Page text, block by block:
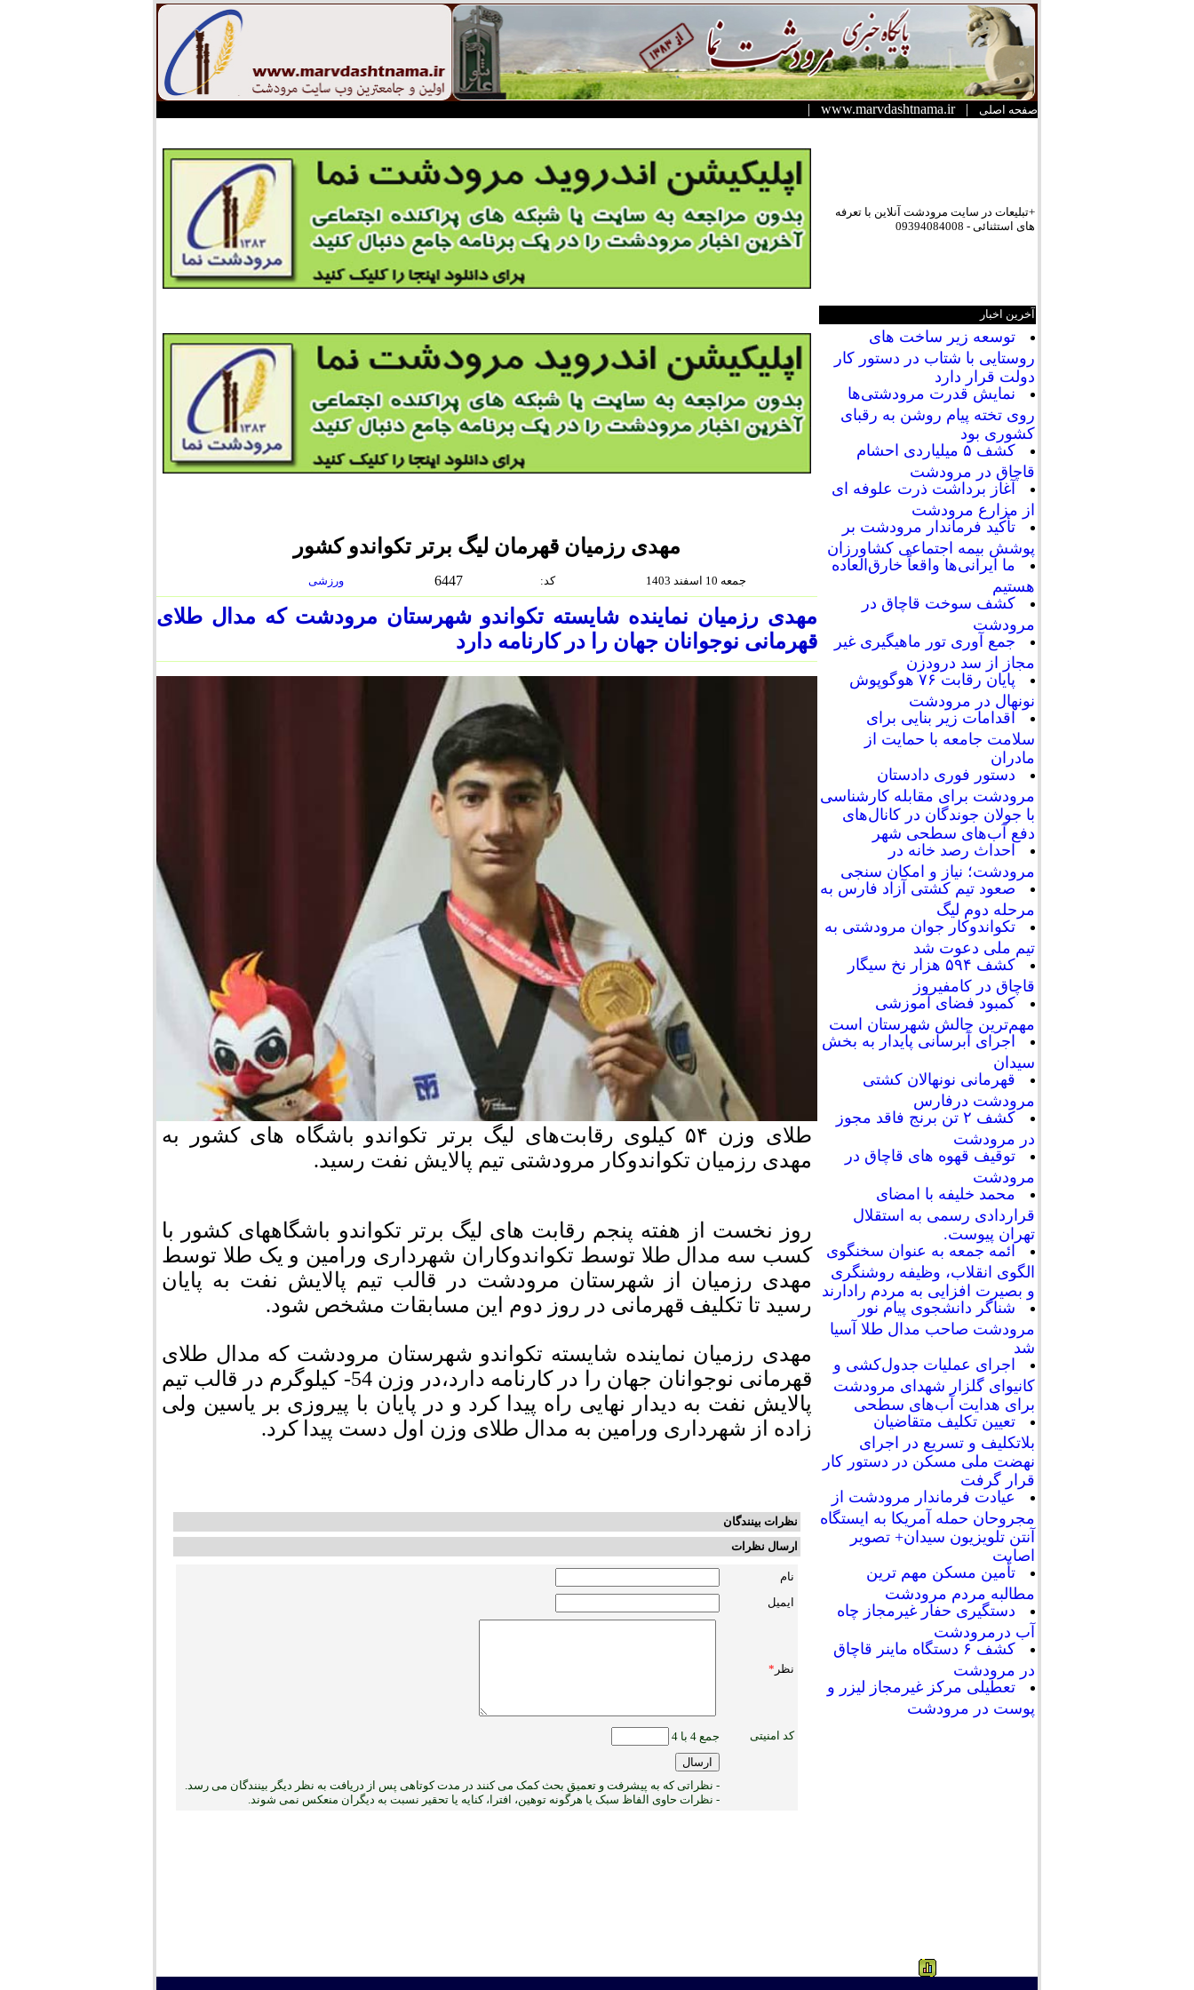
صفحه اصلی |
www.marvdashtnama.ir
|
+تبلیعات در سایت مرودشت آنلاین با تعرفه
های استثنائی - 09394084008
آخرین اخبار
توسعه زیر ساخت های
روستایی با شتاب در دستور کار
دولت قرار دارد
نمایش قدرت مرودشتی‌ها
روی تخته پیام روشن به رقبای
کشوری بود
کشف ۵ میلیاردی احشام
قاچاق در مرودشت
آغاز برداشت ذرت علوفه ای
از مزارع مرودشت
تأکید فرماندار مرودشت بر
پوشش بیمه اجتماعی کشاورزان
ما ایرانی‌ها واقعاً خارق‌العاده
هستیم
کشف سوخت قاچاق در
مرودشت
جمع آوری تور ماهیگیری غیر
مجاز از سد درودزن
پایان رقابت‌ ۷۶ هوگوپوش
نونهال در مرودشت
اقدامات زیر بنایی برای
سلامت جامعه با حمایت از
مادران
دستور فوری دادستان
مرودشت برای مقابله کارشناسی
با جولان جوندگان در کانال‌های
دفع آب‌های سطحی شهر
احداث رصد خانه در
مرودشت؛ نیاز و امکان سنجی
صعود تیم کشتی آزاد فارس به
مرحله دوم لیگ
تکواندوکار جوان مرودشتی به
تیم ملی دعوت شد
کشف ۵۹۴ هزار نخ سیگار
قاچاق در کامفیروز
کمبود فضای آموزشی
مهم‌ترین چالش شهرستان است
اجرای آبرسانی پایدار به بخش
سیدان
قهرمانی نونهالان کشتی
مرودشت درفارس
کشف ۲ تن برنج فاقد مجوز
در مرودشت
توقیف قهوه های قاچاق در
مرودشت
محمد خلیفه با امضای
قراردادی رسمی به استقلال
تهران پیوست.
ائمه جمعه به عنوان سخنگوی
الگوی انقلاب، وظیفه روشنگری
و بصیرت افزایی به مردم رادارند
شناگر دانشجوی پیام نور
مرودشت صاحب مدال طلا آسیا
شد
اجرای عملیات جدول‌کشی و
کانیوای گلزار شهدای مرودشت
برای هدایت آب‌های سطحی
تعیین تکلیف متقاضیان
بلاتکلیف و تسریع در اجرای
نهضت ملی مسکن در دستور کار
قرار گرفت
عیادت فرماندار مرودشت از
مجروحان حمله آمریکا به ایستگاه
آنتن تلویزیون سیدان+ تصویر
اصابت
تأمین مسکن مهم ترین
مطالبه مردم مرودشت
دستگیری حفار غیرمجاز چاه
آب درمرودشت
کشف ۶ دستگاه ماینر قاچاق
در مرودشت
تعطیلی مرکز غیرمجاز لیزر و
پوست در مرودشت
مهدی رزمیان قهرمان لیگ برتر تکواندو کشور
ورزشی 6447 :كد جمعه 10 اسفند 1403
مهدی رزمیان نماینده شایسته تکواندو شهرستان مرودشت که مدال طلای
قهرمانی نوجوانان جهان را در کارنامه دارد
طلای وزن ۵۴ کیلوی رقابت‌های لیگ برتر تکواندو باشگاه های کشور به
مهدی رزمیان تکواندوکار مرودشتی تیم پالایش نفت رسید.
روز نخست از هفته پنجم رقابت های لیگ برتر تکواندو باشگاههای کشور با
کسب سه مدال طلا توسط تکواندوکاران شهرداری ورامین و یک طلا توسط
مهدی رزمیان از شهرستان مرودشت در قالب تیم پالایش نفت به پایان
رسید تا تکلیف قهرمانی در روز دوم این مسابقات مشخص شود.
مهدی رزمیان نماینده شایسته تکواندو شهرستان مرودشت که مدال طلای
قهرمانی نوجوانان جهان را در کارنامه دارد،در وزن 54- کیلوگرم در قالب تیم
پالایش نفت به دیدار نهایی راه پیدا کرد و در پایان با پیروزی بر یاسین ولی
زاده از شهرداری ورامین به مدال طلای وزن اول دست پیدا کرد.
نظرات بینندگان
ارسال نظرات
نام
ایمیل
نظر *
کد امنیتی جمع 4 با 4
- نظراتی که به پیشرفت و تعمیق بحث کمک می کنند در مدت کوتاهی پس از دریافت به نظر دیگر بینندگان می رسد.
- نظرات حاوی الفاظ سبک یا هرگونه توهین، افترا، کنایه یا تحقیر نسبت به دیگران منعکس نمی ‏شوند.